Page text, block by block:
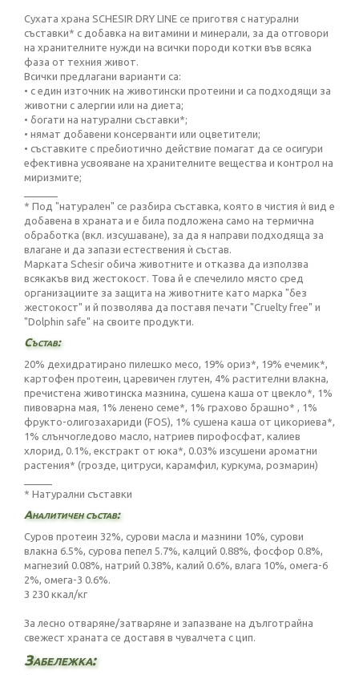
Сухата храна SCHESIR DRY LINE се приготвя с натурални
съставки* с добавка на витамини и минерали, за да отговори
на хранителните нужди на всички породи котки във всяка
фаза от техния живот.
Всички предлагани варианти са:
• с един източник на животински протеини и са подходящи за
животни с алергии или на диета;
• богати на натурални съставки*;
• нямат добавени консерванти или оцветители;
• съставките с пребиотично действие помагат да се осигури
ефективна усвояване на хранителните вещества и контрол на
миризмите;
* Под "натурален" се разбира съставка, която в чистия ѝ вид е
добавена в храната и е била подложена само на термична
обработка (вкл. изсушаване), за да я направи подходяща за
влагане и да запази естествения ѝ състав.
Марката Schesir обича животните и отказва да използва
всякакъв вид жестокост. Това й е спечелило място сред
организациите за защита на животните като марка "без
жестокост" и й позволява да поставя печати "Cruelty free" и
"Dolphin safe" на своите продукти.
Състав:
20% дехидратирано пилешко месо, 19% ориз*, 19% ечемик*,
картофен протеин, царевичен глутен, 4% растителни влакна,
пречистена животинска мазнина, сушена каша от цвекло*, 1%
пивоварна мая, 1% ленено семе*, 1% грахово брашно* , 1%
фрукто-олигозахариди (FOS), 1% сушена каша от цикориева*,
1% слънчогледово масло, натриев пирофосфат, калиев
хлорид, 0.1%, екстракт от юка*, 0.03% изсушени ароматни
растения* (грозде, цитруси, карамфил, куркума, розмарин)
* Натурални съставки
Аналитичен състав:
Суров протеин 32%, сурови масла и мазнини 10%, сурови
влакна 6.5%, сурова пепел 5.7%, калций 0.88%, фосфор 0.8%,
магнезий 0.08%, натрий 0.38%, калий 0.6%, влага 10%, омега-6
2%, омега-3 0.6%.
3 230 ккал/кг
За лесно отваряне/затваряне и запазване на дълготрайна
свежест храната се доставя в чувалчета с цип.
Забележка: